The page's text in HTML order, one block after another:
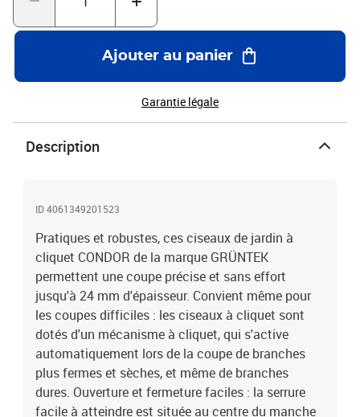
de lames intégrés au manche permettent un entretien rapide et
facile après chaque utilisation. Couleur : argenté et vert Matériau :
aluminium, acier au carbone SK5 et PVC Dimensions : 20 x 8,3 x 2
cm (L x l x H) Sécateurs à cliquet pratiques et robustes Pour des
coupes précises et sans effort Effectue des coupes même dans les
un côté du manche Poignées en aluminium résistant à la corrosion
Ajouter au panier
Garantie légale
Description
ID 4061349201523
Pratiques et robustes, ces ciseaux de jardin à
cliquet CONDOR de la marque GRÜNTEK
permettent une coupe précise et sans effort
jusqu'à 24 mm d'épaisseur. Convient même pour
les coupes difficiles : les ciseaux à cliquet sont
dotés d'un mécanisme à cliquet, qui s'active
automatiquement lors de la coupe de branches
plus fermes et sèches, et même de branches
dures. Ouverture et fermeture faciles : la serrure
facile à atteindre est située au centre du manche